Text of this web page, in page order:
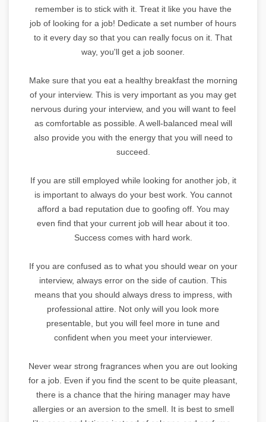
remember is to stick with it. Treat it like you have the
job of looking for a job! Dedicate a set number of hours
to it every day so that you can really focus on it. That
way, you'll get a job sooner.
Make sure that you eat a healthy breakfast the morning
of your interview. This is very important as you may get
nervous during your interview, and you will want to feel
as comfortable as possible. A well-balanced meal will
also provide you with the energy that you will need to
succeed.
If you are still employed while looking for another job, it
is important to always do your best work. You cannot
afford a bad reputation due to goofing off. You may
even find that your current job will hear about it too.
Success comes with hard work.
If you are confused as to what you should wear on your
interview, always error on the side of caution. This
means that you should always dress to impress, with
professional attire. Not only will you look more
presentable, but you will feel more in tune and
confident when you meet your interviewer.
Never wear strong fragrances when you are out looking
for a job. Even if you find the scent to be quite pleasant,
there is a chance that the hiring manager may have
allergies or an aversion to the smell. It is best to smell